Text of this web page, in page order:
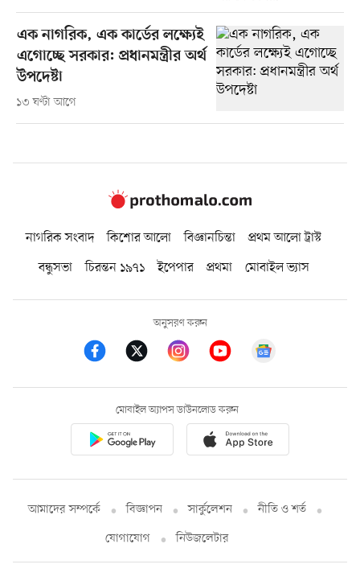
এক নাগরিক, এক কার্ডের লক্ষ্যেই
এগোচ্ছে সরকার: প্রধানমন্ত্রীর অর্থ
উপদেষ্টা
১৩ ঘণ্টা আগে
নাগরিক সংবাদ কিশোর আলো বিজ্ঞানচিন্তা
প্রথম আলো ট্রাস্ট
বন্ধুসভা
চিরন্তন ১৯৭১ ইপেপার প্রথমা মোবাইল ভ্যাস
অনুসরণ করুন
মোবাইল অ্যাপস ডাউনলোড করুন
আমাদের সম্পর্কে বিজ্ঞাপন সার্কুলেশন
নীতি ও শর্ত
যোগাযোগ
নিউজলেটার